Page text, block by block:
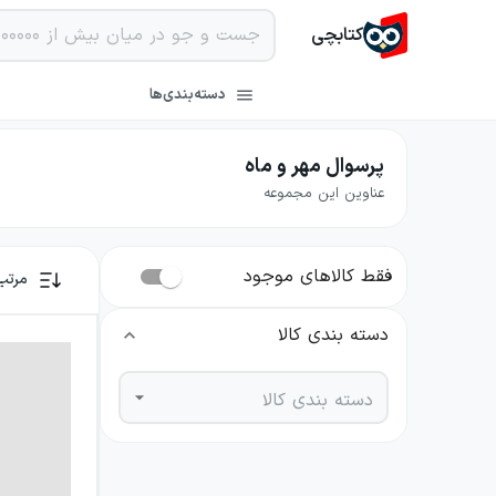
کتابچی
دسته‌بندی‌ها
پرسوال مهر و ماه
عناوین این مجموعه
فقط کالاهای موجود
دسته بندی کالا
دسته بندی کالا